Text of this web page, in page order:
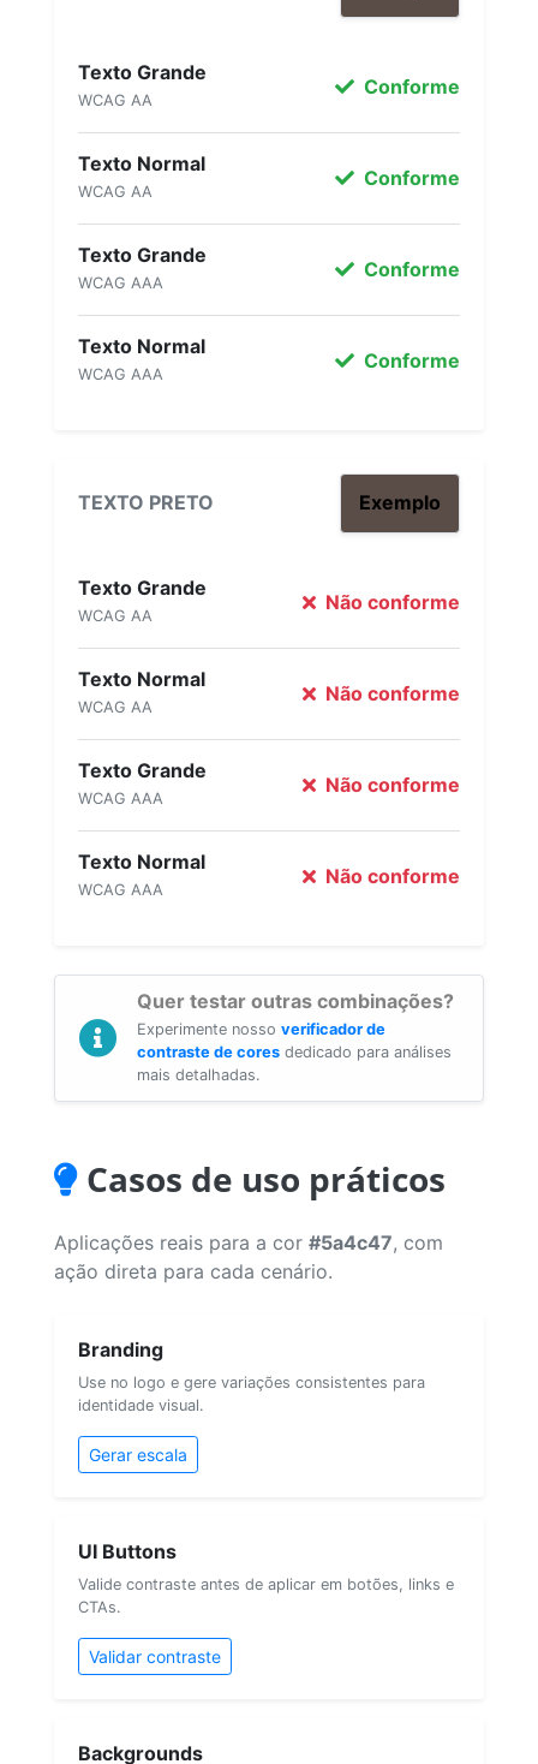
Texto Grande
WCAG AA
Conforme
Texto Normal
WCAG AA
Conforme
Texto Grande
WCAG AAA
Conforme
Texto Normal
WCAG AAA
Conforme
TEXTO PRETO Exemplo
Texto Grande
WCAG AA
Não conforme
Texto Normal
WCAG AA
Não conforme
Texto Grande
WCAG AAA
Não conforme
Texto Normal
WCAG AAA
Não conforme
Quer testar outras combinações?
Experimente nosso verificador de
contraste de cores dedicado para análises
mais detalhadas.
Casos de uso práticos
Aplicações reais para a cor #5a4c47, com
ação direta para cada cenário.
Branding
Use no logo e gere variações consistentes para
identidade visual.
Gerar escala
UI Buttons
Valide contraste antes de aplicar em botões, links e
CTAs.
Validar contraste
Backgrounds